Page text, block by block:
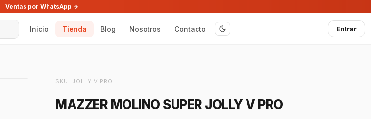
Ventas por WhatsApp →
Inicio Tienda Blog Nosotros Contacto Entrar
SKU: JOLLY V PRO
MAZZER MOLINO SUPER JOLLY V PRO